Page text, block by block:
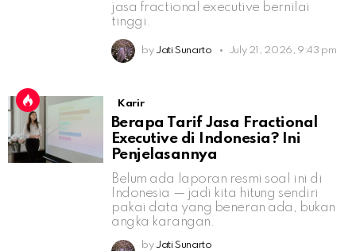
jasa fractional executive bernilai
tinggi.
by Jati Sunarto July 21, 2026, 9:43 pm
Karir
Berapa Tarif Jasa Fractional
Executive di Indonesia? Ini
Penjelasannya
Belum ada laporan resmi soal ini di
Indonesia — jadi kita hitung sendiri
pakai data yang beneran ada, bukan
angka karangan.
by Jati Sunarto